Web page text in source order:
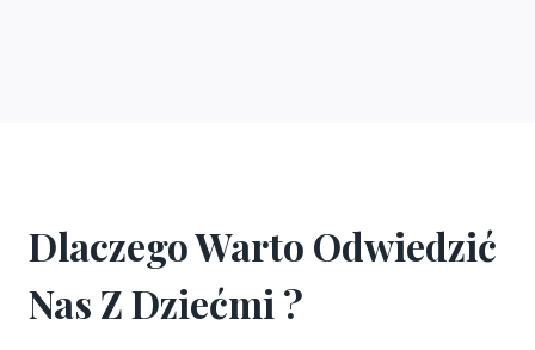
Dlaczego Warto Odwiedzić
Nas Z Dziećmi ?